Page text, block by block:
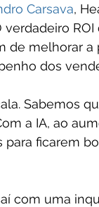
Carsava,
de melhorar
dos
Sabemos
a IA, ao
ficarem
com uma